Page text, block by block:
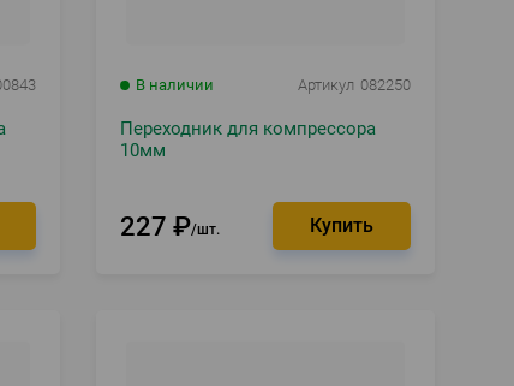
В наличии Артикул 082250
Переходник для компрессора
10мм
227 ₽ шт.